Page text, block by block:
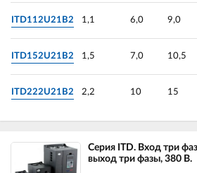
ITD112U21B2 1,1 6,0 9,0
ITD152U21B2 1,5 7,0 10,5
ITD222U21B2 2,2 10 15
Серия ITD. Вход три
выход три фазы, 380 В.